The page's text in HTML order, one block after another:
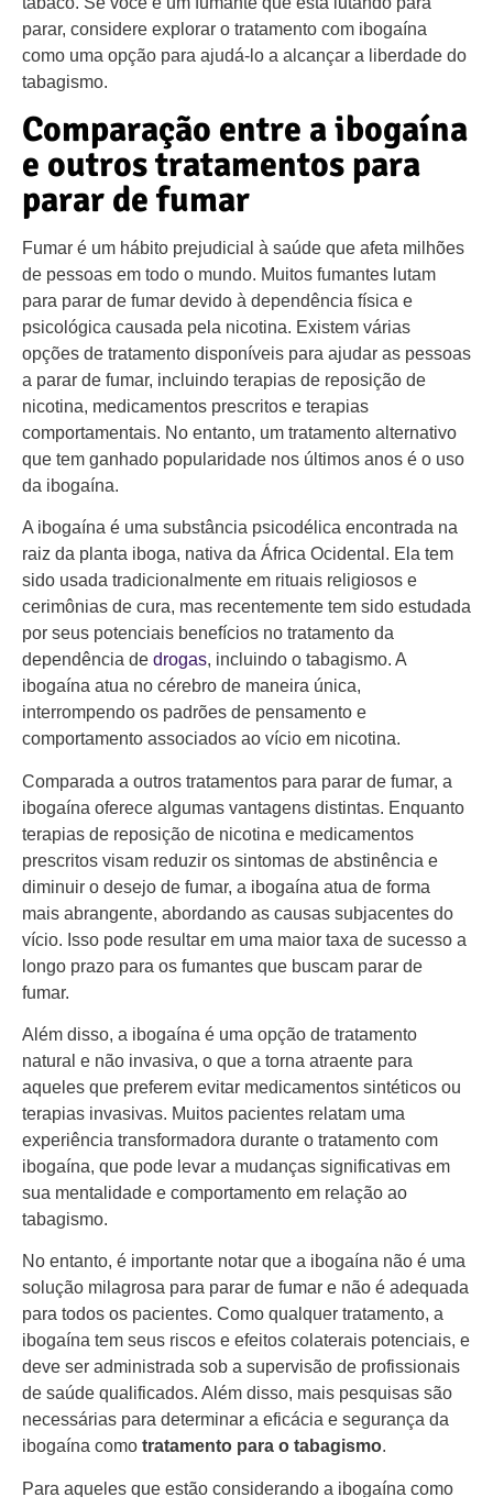
parar, considere explorar o tratamento com ibogaína
como uma opção para ajudá-lo a alcançar a liberdade do
tabagismo.
Comparação entre a ibogaína
e outros tratamentos para
parar de fumar
Fumar é um hábito prejudicial à saúde que afeta milhões
de pessoas em todo o mundo. Muitos fumantes lutam
para parar de fumar devido à dependência física e
psicológica causada pela nicotina. Existem várias
opções de tratamento disponíveis para ajudar as pessoas
a parar de fumar, incluindo terapias de reposição de
nicotina, medicamentos prescritos e terapias
comportamentais. No entanto, um tratamento alternativo
que tem ganhado popularidade nos últimos anos é o uso
da ibogaína.
A ibogaína é uma substância psicodélica encontrada na
raiz da planta iboga, nativa da África Ocidental. Ela tem
sido usada tradicionalmente em rituais religiosos e
cerimônias de cura, mas recentemente tem sido estudada
por seus potenciais benefícios no tratamento da
dependência de drogas, incluindo o tabagismo. A
ibogaína atua no cérebro de maneira única,
interrompendo os padrões de pensamento e
comportamento associados ao vício em nicotina.
Comparada a outros tratamentos para parar de fumar, a
ibogaína oferece algumas vantagens distintas. Enquanto
terapias de reposição de nicotina e medicamentos
prescritos visam reduzir os sintomas de abstinência e
diminuir o desejo de fumar, a ibogaína atua de forma
mais abrangente, abordando as causas subjacentes do
vício. Isso pode resultar em uma maior taxa de sucesso a
longo prazo para os fumantes que buscam parar de
fumar.
Além disso, a ibogaína é uma opção de tratamento
natural e não invasiva, o que a torna atraente para
aqueles que preferem evitar medicamentos sintéticos ou
terapias invasivas. Muitos pacientes relatam uma
experiência transformadora durante o tratamento com
ibogaína, que pode levar a mudanças significativas em
sua mentalidade e comportamento em relação ao
tabagismo.
No entanto, é importante notar que a ibogaína não é uma
solução milagrosa para parar de fumar e não é adequada
para todos os pacientes. Como qualquer tratamento, a
ibogaína tem seus riscos e efeitos colaterais potenciais, e
deve ser administrada sob a supervisão de profissionais
de saúde qualificados. Além disso, mais pesquisas são
necessárias para determinar a eficácia e segurança da
ibogaína como tratamento para o tabagismo.
Para aqueles que estão considerando a ibogaína como